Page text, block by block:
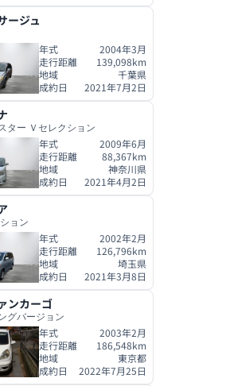
ージュ
年式
2004年3月
走行距離
139,098km
地域
千葉県
成約日
2021年7月2日
ター Ｖセレクション
年式
2009年6月
走行距離
88,367km
地域
神奈川県
成約日
2021年4月2日
ョン
年式
2002年2月
走行距離
126,796km
地域
埼玉県
成約日
2021年3月8日
ンカーゴ
グバージョン
年式
2003年2月
走行距離
186,548km
地域
東京都
成約日
2022年7月25日